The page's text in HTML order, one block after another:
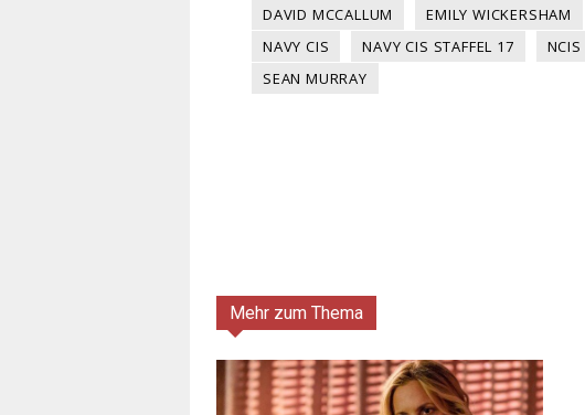
DAVID MCCALLUM EMILY WICKERSHAM
NAVY CIS
NAVY CIS STAFFEL 17 NCIS
SEAN MURRAY
Mehr zum Thema